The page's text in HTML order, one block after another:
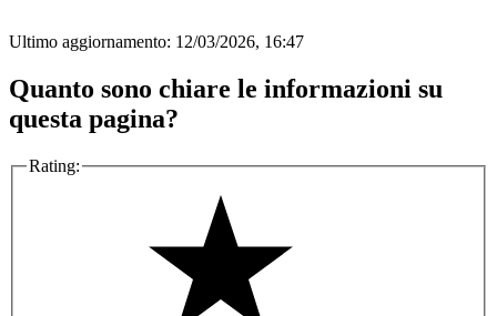
Ultimo aggiornamento: 12/03/2026, 16:47
Quanto sono chiare le informazioni su
questa pagina?
Rating: